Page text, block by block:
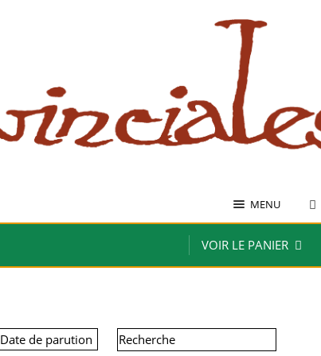
MENU
VOIR LE PANIER
Date de parution